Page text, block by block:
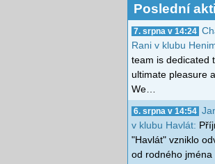
Poslední
7. srpna v 14:24
Rani v klubu
team is dedicated
ultimate pleasure
We…
6. srpna v 14:54
v klubu Havlát:
"Havlát" vzniklo
od rodného jména